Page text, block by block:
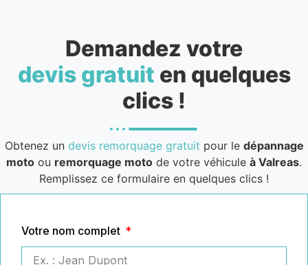
Demandez votre
devis gratuit en quelques
clics !
Obtenez un devis remorquage gratuit pour le dépannage
moto ou remorquage moto de votre véhicule à Valreas.
Remplissez ce formulaire en quelques clics !
Votre nom complet